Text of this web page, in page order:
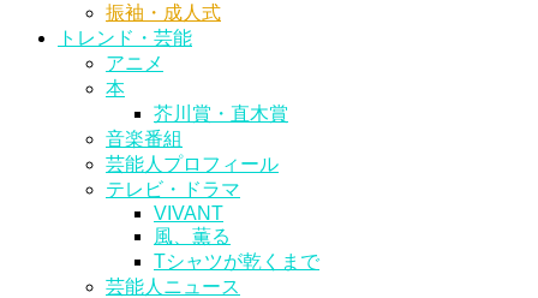
振袖・成人式
トレンド・芸能
アニメ
本
芥川賞・直木賞
音楽番組
芸能人プロフィール
テレビ・ドラマ
VIVANT
風、薫る
Tシャツが乾くまで
芸能人ニュース